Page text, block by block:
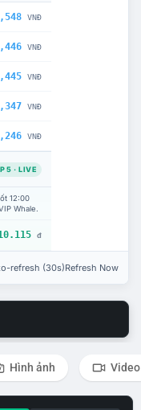
VNĐ
VNĐ
VNĐ
VNĐ
VNĐ
5 · LIVE
12:00
Whale.
đ
refresh (30s)Refresh Now
Hình ảnh Video